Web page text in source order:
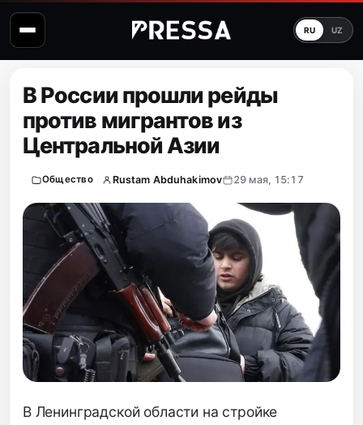
RU UZ
В России прошли рейды
против мигрантов из
Центральной Азии
Общество Rustam Abduhakimov 29 мая, 15:17
В Ленинградской области на стройке